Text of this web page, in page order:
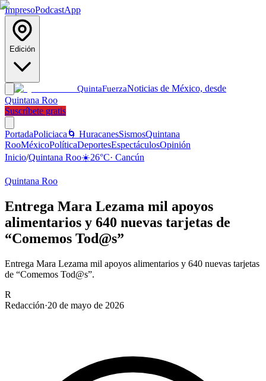
ImpresoPodcastApp
Edición
QuintaFuerzaNoticias de México, desde
Quintana Roo
Suscríbete gratis
PortadaPoliciaca 🌀 HuracanesSismosQuintana
RooMéxicoPolíticaDeportesEspectáculosOpinión
Inicio/Quintana Roo☀️26°C· Cancún
Quintana Roo
Entrega Mara Lezama mil apoyos
alimentarios y 640 nuevas tarjetas de
“Comemos Tod@s”
Entrega Mara Lezama mil apoyos alimentarios y 640 nuevas tarjetas
de “Comemos Tod@s”.
R
Redacción·20 de mayo de 2026